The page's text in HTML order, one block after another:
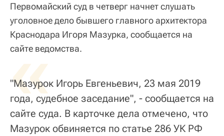
Первомайский суд в четверг начнет слушать
уголовное дело бывшего главного архитектора
Краснодара Игоря Мазурка, сообщается на
сайте ведомства.
«
"Мазурок Игорь Евгеньевич, 23 мая 2019
года, судебное заседание", - сообщается на
сайте суда. В карточке дела отмечено, что
Мазурок обвиняется по статье 286 УК РФ